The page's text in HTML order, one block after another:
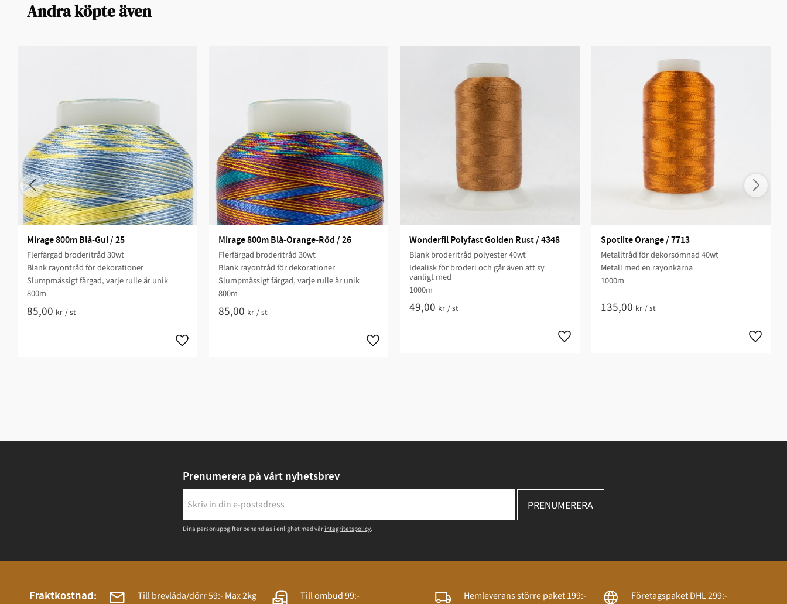
Andra köpte även
Mirage 800m Blå-Gul / 25
Flerfärgad broderitråd 30wt
Blank rayontråd för dekorationer
Slumpmässigt färgad, varje rulle är unik
800m
85,00 kr /st
Mirage 800m Blå-Orange-Röd / 26
Flerfärgad broderitråd 30wt
Blank rayontråd för dekorationer
Slumpmässigt färgad, varje rulle är unik
800m
85,00 kr /st
Wonderfil Polyfast Golden Rust / 4348
Blank broderitråd polyester 40wt
Idealisk för broderi och går även att sy
vanligt med
1000m
49,00 kr /st
Spotlite Orange / 7713
Metalltråd för dekorsömnad 40wt
Metall med en rayonkärna
1000m
135,00 kr /st
Prenumerera på vårt nyhetsbrev
PRENUMERERA
Dina personuppgifter behandlas i enlighet med vår integritetspolicy.
Fraktkostnad:
Till brevlåda/dörr 59:- Max 2kg
Till ombud 99:-
Hemleverans större paket 199:-
Företagspaket DHL 299:-